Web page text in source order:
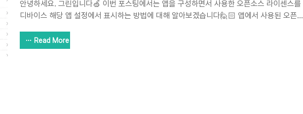
안녕하세요. 그린입니다🍏 이번 포스팅에서는 앱을 구성하면서 사용한 오픈소스 라이센스를
디바이스 해당 앱 설정에서 표시하는 방법에 대해 알아보겠습니다🙋🏻 앱에서 사용된 오픈소
설정이나 마이페이지 같은 화면에서 표시해줄 수도 있고, 디바이스 > 설정 > 해당 앱에서 라이
센스 정보를 표시해줄 수도 있습니다. 여기서는 후자인 디바이스 > 설정 > 해당 앱 정보에서 라
Read More